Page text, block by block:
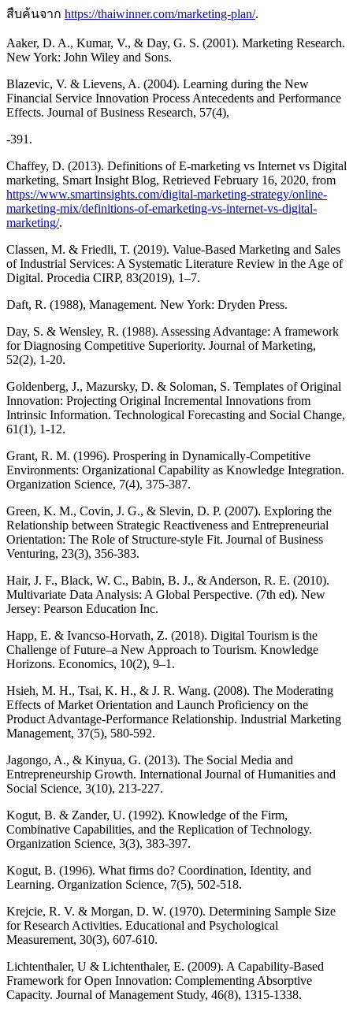
สืบค้นจาก https://thaiwinner.com/marketing-plan/.
Aaker, D. A., Kumar, V., & Day, G. S. (2001). Marketing Research.
New York: John Wiley and Sons.
Blazevic, V. & Lievens, A. (2004). Learning during the New
Financial Service Innovation Process Antecedents and Performance
Effects. Journal of Business Research, 57(4),
-391.
Chaffey, D. (2013). Definitions of E-marketing vs Internet vs Digital
marketing, Smart Insight Blog, Retrieved February 16, 2020, from
https://www.smartinsights.com/digital-marketing-strategy/online-
marketing-mix/definitions-of-emarketing-vs-internet-vs-digital-
marketing/.
Classen, M. & Friedli, T. (2019). Value-Based Marketing and Sales
of Industrial Services: A Systematic Literature Review in the Age of
Digital. Procedia CIRP, 83(2019), 1–7.
Daft, R. (1988), Management. New York: Dryden Press.
Day, S. & Wensley, R. (1988). Assessing Advantage: A framework
for Diagnosing Competitive Superiority. Journal of Marketing,
52(2), 1-20.
Goldenberg, J., Mazursky, D. & Soloman, S. Templates of Original
Innovation: Projecting Original Incremental Innovations from
Intrinsic Information. Technological Forecasting and Social Change,
61(1), 1-12.
Grant, R. M. (1996). Prospering in Dynamically-Competitive
Environments: Organizational Capability as Knowledge Integration.
Organization Science, 7(4), 375-387.
Green, K. M., Covin, J. G., & Slevin, D. P. (2007). Exploring the
Relationship between Strategic Reactiveness and Entrepreneurial
Orientation: The Role of Structure-style Fit. Journal of Business
Venturing, 23(3), 356-383.
Hair, J. F., Black, W. C., Babin, B. J., & Anderson, R. E. (2010).
Multivariate Data Analysis: A Global Perspective. (7th ed). New
Jersey: Pearson Education Inc.
Happ, E. & Ivancso-Horvath, Z. (2018). Digital Tourism is the
Challenge of Future–a New Approach to Tourism. Knowledge
Horizons. Economics, 10(2), 9–1.
Hsieh, M. H., Tsai, K. H., & J. R. Wang. (2008). The Moderating
Effects of Market Orientation and Launch Proficiency on the
Product Advantage-Performance Relationship. Industrial Marketing
Management, 37(5), 580-592.
Jagongo, A., & Kinyua, G. (2013). The Social Media and
Entrepreneurship Growth. International Journal of Humanities and
Social Science, 3(10), 213-227.
Kogut, B. & Zander, U. (1992). Knowledge of the Firm,
Combinative Capabilities, and the Replication of Technology.
Organization Science, 3(3), 383-397.
Kogut, B. (1996). What firms do? Coordination, Identity, and
Learning. Organization Science, 7(5), 502-518.
Krejcie, R. V. & Morgan, D. W. (1970). Determining Sample Size
for Research Activities. Educational and Psychological
Measurement, 30(3), 607-610.
Lichtenthaler, U & Lichtenthaler, E. (2009). A Capability‐Based
Framework for Open Innovation: Complementing Absorptive
Capacity. Journal of Management Study, 46(8), 1315-1338.